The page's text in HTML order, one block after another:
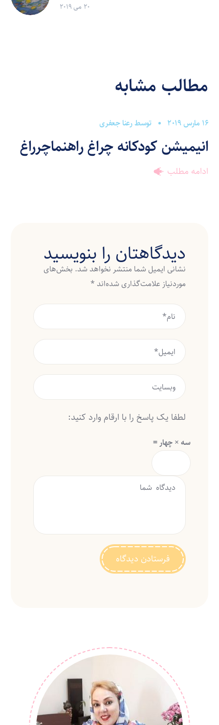
20 می 2019
مطالب مشابه
انیمیشن های کودکانه
16 مارس 2019 توسطرعنا جعفری
انیمیشن کودکانه چراغ راهنماچرراغ
ادامه مطلب
دیدگاهتان را بنویسید
نشانی ایمیل شما منتشر نخواهد شد. بخش‌های
موردنیاز علامت‌گذاری شده‌اند *
لطفا یک پاسخ را با ارقام وارد کنید:
سه × چهار =